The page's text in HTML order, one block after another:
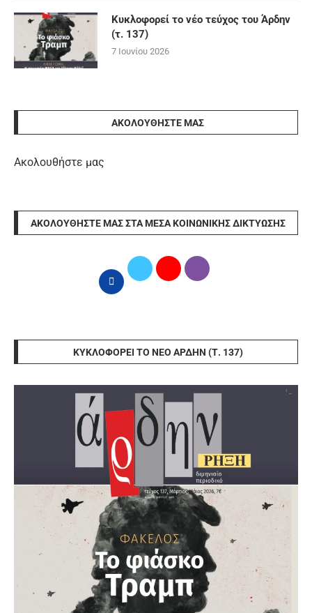
Κυκλοφορεί το νέο τεύχος του Άρδην
(τ. 137)
7 Ιουνίου 2026
ΑΚΟΛΟΥΘΉΣΤΕ ΜΑΣ
Ακολουθήστε μας
ΑΚΟΛΟΥΘΉΣΤΕ ΜΑΣ ΣΤΑ ΜΈΣΑ ΚΟΙΝΩΝΙΚΉΣ ΔΙΚΤΎΩΣΗΣ
ΚΥΚΛΟΦΟΡΕΊ ΤΟ ΝΈΟ ΆΡΔΗΝ (Τ. 137)